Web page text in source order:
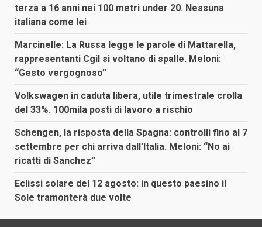
terza a 16 anni nei 100 metri under 20. Nessuna
italiana come lei
Marcinelle: La Russa legge le parole di Mattarella,
rappresentanti Cgil si voltano di spalle. Meloni:
“Gesto vergognoso”
Volkswagen in caduta libera, utile trimestrale crolla
del 33%. 100mila posti di lavoro a rischio
Schengen, la risposta della Spagna: controlli fino al 7
settembre per chi arriva dall’Italia. Meloni: “No ai
ricatti di Sanchez”
Eclissi solare del 12 agosto: in questo paesino il
Sole tramonterà due volte